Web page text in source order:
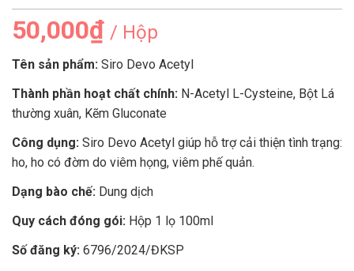
50,000₫ / Hộp
Tên sản phẩm: Siro Devo Acetyl
Thành phần hoạt chất chính: N-Acetyl L-Cysteine, Bột Lá
thường xuân, Kẽm Gluconate
Công dụng: Siro Devo Acetyl giúp hỗ trợ cải thiện tình trạng:
ho, ho có đờm do viêm họng, viêm phế quản.
Dạng bào chế: Dung dịch
Quy cách đóng gói: Hộp 1 lọ 100ml
Số đăng ký: 6796/2024/ĐKSP